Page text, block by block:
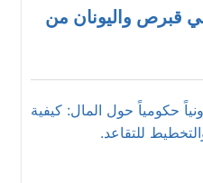
قبرص واليونان من